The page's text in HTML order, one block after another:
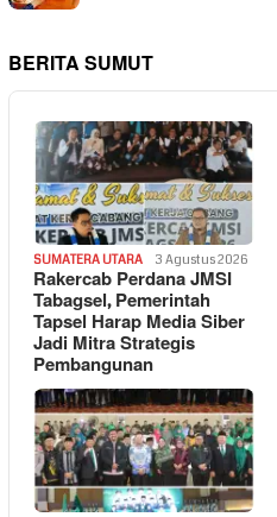
BERITA SUMUT
SUMATERA UTARA 3 Agustus 2026
Rakercab Perdana JMSI
Tabagsel, Pemerintah
Tapsel Harap Media Siber
Jadi Mitra Strategis
Pembangunan